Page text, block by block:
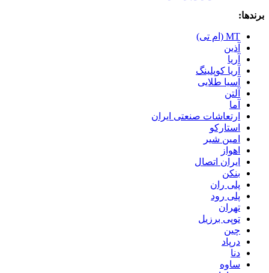
برندها:
MT (ام تی)
آذین
آریا
آریا کوپلینگ
آسیا طلایی
آلتن
آما
ارتعاشات صنعتی ایران
استارکو
امین شیر
اهواز
ایران اتصال
بنکن
پلی ران
پلی رود
تهران
توپی برزیل
چین
درپاد
دنا
ساوه